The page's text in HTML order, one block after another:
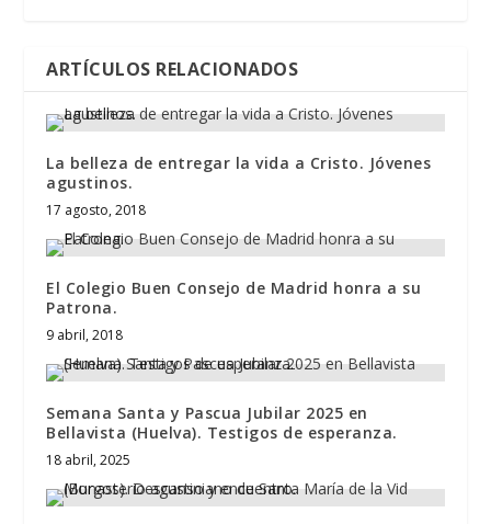
ARTÍCULOS RELACIONADOS
La belleza de entregar la vida a Cristo. Jóvenes
agustinos.
17 agosto, 2018
El Colegio Buen Consejo de Madrid honra a su
Patrona.
9 abril, 2018
Semana Santa y Pascua Jubilar 2025 en
Bellavista (Huelva). Testigos de esperanza.
18 abril, 2025